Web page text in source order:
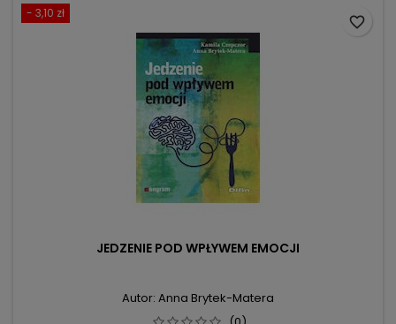
- 3,10 zł
JEDZENIE POD WPŁYWEM EMOCJI
Autor: Anna Brytek-Matera
favorite_border